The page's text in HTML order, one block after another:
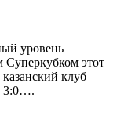
уровень
Суперкубком этот
клуб
3:0….